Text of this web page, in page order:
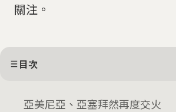
關注。
目次
亞美尼亞、亞塞拜然再度交火